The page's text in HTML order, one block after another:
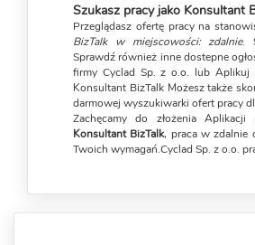
Szukasz pracy jako Konsultant
Przeglądasz ofertę pracy na
BizTalk w miejscowości: zdalnie.
Sprawdź również inne dostepne
firmy Cyclad Sp. z o.o. lub Aplikuj
Konsultant BizTalk Możesz także
darmowej wyszukiwarki ofert pracy
Zachęcamy do złożenia Aplikacji
Konsultant BizTalk, praca w zdalnie
Twoich wymagań.Cyclad Sp. z o.o.